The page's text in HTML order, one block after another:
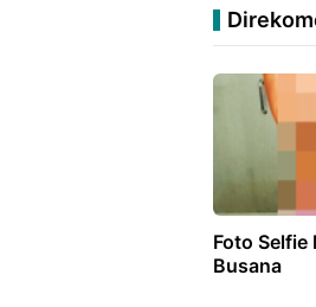
Foto Selfie
Busana